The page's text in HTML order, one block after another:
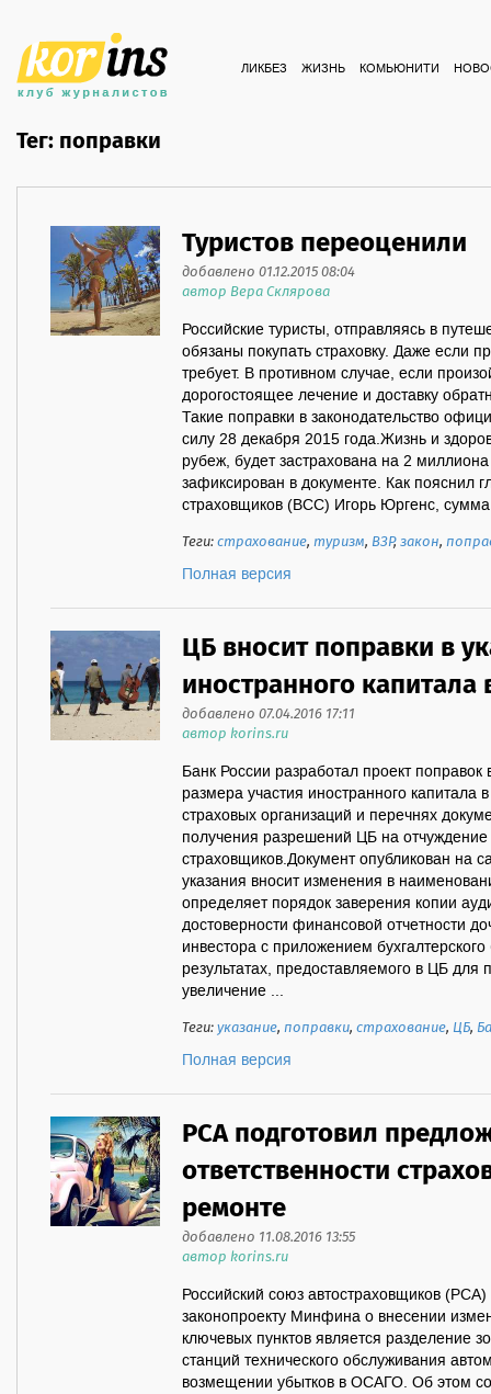
ЛИКБЕЗ ЖИЗНЬ КОМЬЮНИТИ
Тег: поправки
Туристов переоценили
добавлено 01.12.2015 08:04
автор Вера Склярова
Российские туристы, отправляясь в
обязаны покупать страховку. Даже если
требует. В противном случае, если
дорогостоящее лечение и доставку
Такие поправки в законодательство
силу 28 декабря 2015 года.Жизнь и
рубеж, будет застрахована на 2
зафиксирован в документе. Как пояснил
страховщиков (ВСС) Игорь Юргенс,
Теги:страхование,туризм, ВЗР,закон,
Полная версия
ЦБ вносит поправки в
иностранного
добавлено 07.04.2016 17:11
автор korins.ru
Банк России разработал проект поправок
размера участия иностранного капитала
страховых организаций и перечнях
получения разрешений ЦБ на
страховщиков.Документ опубликован на
указания вносит изменения в
определяет порядок заверения копии
достоверности финансовой отчетности
инвестора с приложением
результатах, предоставляемого в ЦБ
увеличение ...
Теги:указание,поправки,страхование, ЦБ,
Полная версия
РСА подготовил
ответственности
ремонте
добавлено 11.08.2016 13:55
автор korins.ru
Российский союз автостраховщиков
законопроекту Минфина о внесении
ключевых пунктов является разделение
станций технического обслуживания
возмещении убытков в ОСАГО. Об этом